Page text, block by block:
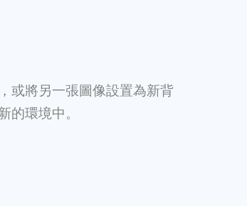
或將另一張圖像設置為新背
的環境中。